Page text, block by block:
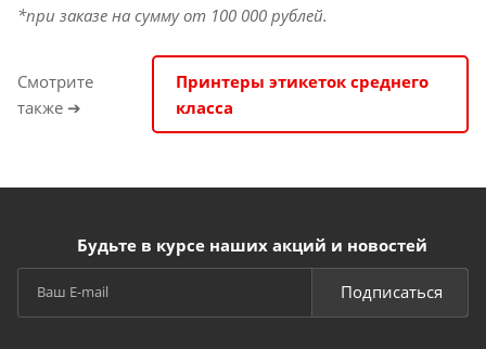
*при заказе на сумму от 100 000 рублей.
Смотрите
также ➔
Принтеры этикеток среднего
класса
Будьте в курсе наших акций и новостей
Подписаться